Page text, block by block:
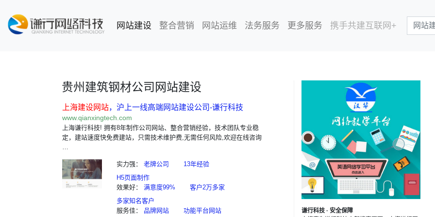
网站建设 (current)
整合营销 网站运维 法务服务 更多服务 携手共建互联网+
贵州建筑钢材公司网站建设
上海建设网站，沪上一线高端网站建设公司-谦行科技
www.qianxingtech.com
上海谦行科技! 拥有8年制作公司网站、整合营销经验，技术团队专业稳
定，建站速度快免费建站，只需技术维护费,无需任何风险,欢迎在线咨询
…
实力强： 老牌公司
13年经验
H5页面制作
效果好：
满意度99%
客户2万多家
多家知名客户
服务佳：
品牌网站 功能平台网站
谦行科技 · 安全保障